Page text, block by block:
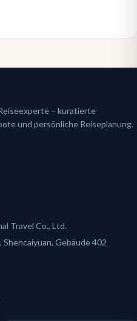
– kuratierte
und persönliche Reiseplanung.
Travel Co., Ltd.
Shencaiyuan, Gebäude 402